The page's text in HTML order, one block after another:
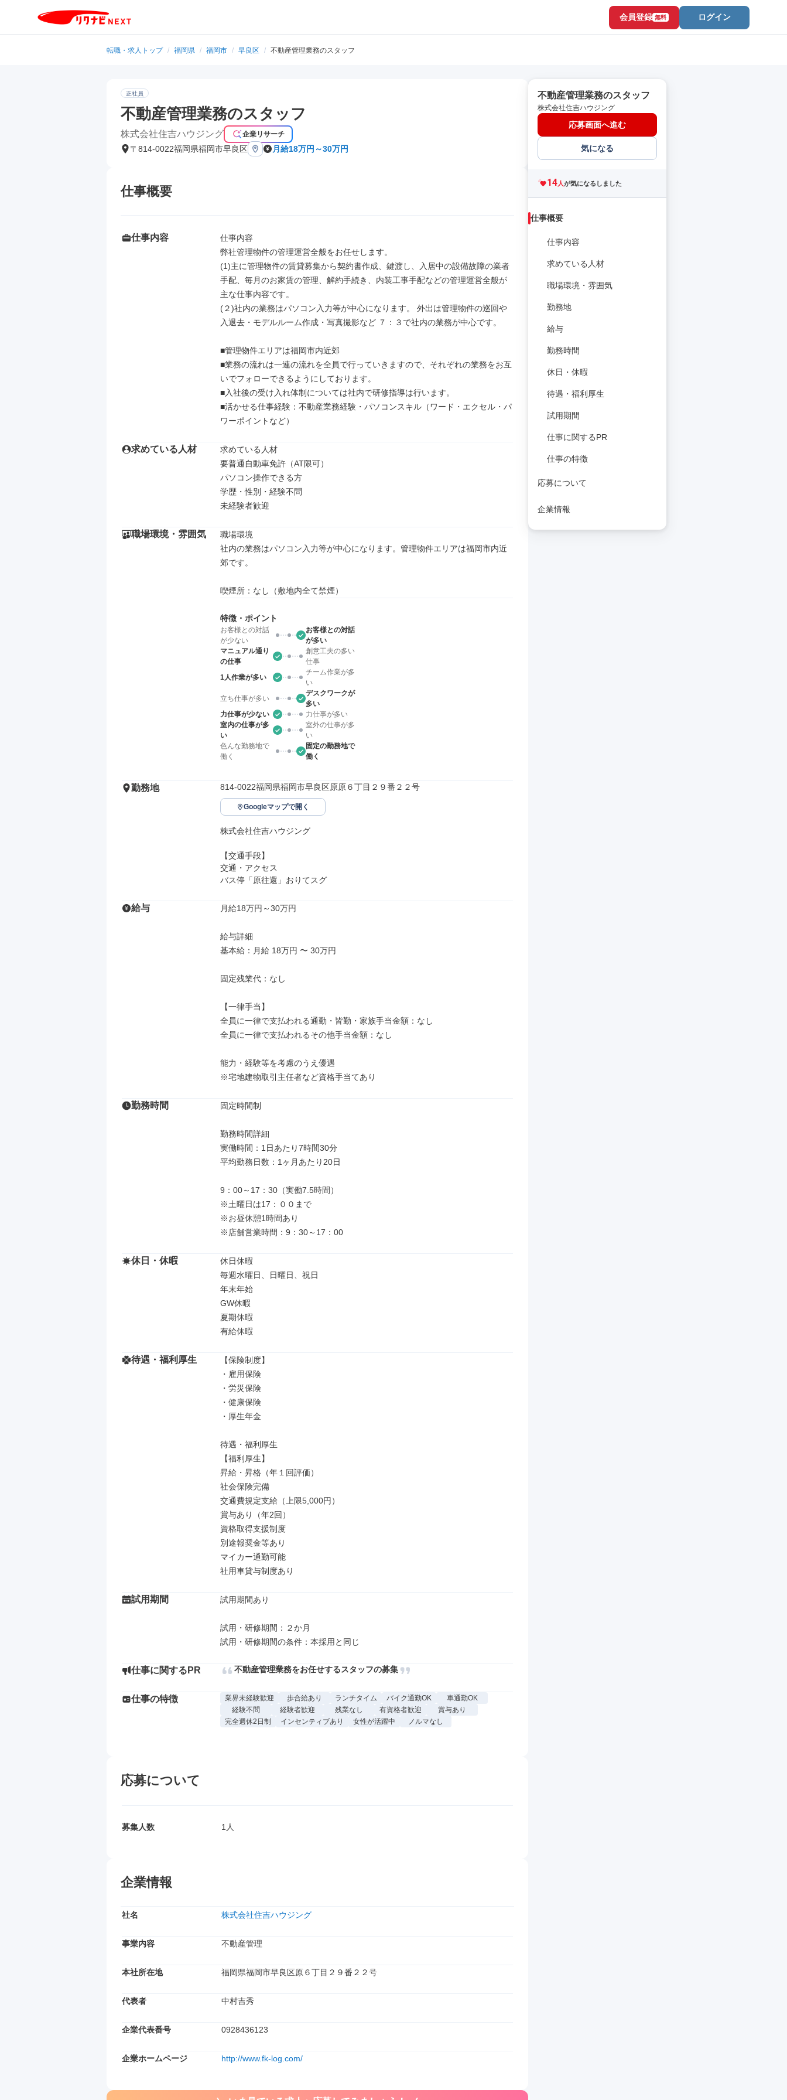
会員登録 無料 ログイン
転職・求人トップ / 福岡県 / 福岡市 / 早良区 / 不動産管理業務のスタッフ
正社員
不動産管理業務のスタッフ
株式会社住吉ハウジング 企業リサーチ
〒814-0022福岡県福岡市早良区 月給18万円～30万円
仕事概要
仕事内容
仕事内容
弊社管理物件の管理運営全般をお任せします。
(1)主に管理物件の賃貸募集から契約書作成、鍵渡し、入居中の設備故障の業者
手配、毎月のお家賃の管理、解約手続き、内装工事手配などの管理運営全般が
主な仕事内容です。
(２)社内の業務はパソコン入力等が中心になります。 外出は管理物件の巡回や
入退去・モデルルーム作成・写真撮影など ７：３で社内の業務が中心です。
■管理物件エリアは福岡市内近郊
■業務の流れは一連の流れを全員で行っていきますので、それぞれの業務をお互
いでフォローできるようにしております。
■入社後の受け入れ体制については社内で研修指導は行います。
■活かせる仕事経験：不動産業務経験・パソコンスキル（ワード・エクセル・パ
ワーポイントなど）
求めている人材
求めている人材
要普通自動車免許（AT限可）
パソコン操作できる方
学歴・性別・経験不問
未経験者歓迎
職場環境・雰囲気
職場環境
社内の業務はパソコン入力等が中心になります。管理物件エリアは福岡市内近
郊です。
喫煙所：なし（敷地内全て禁煙）
特徴・ポイント
お客様との対話
が少ない
お客様との対話
が多い
マニュアル通り
の仕事
創意工夫の多い
仕事
1人作業が多い
チーム作業が多
い
立ち仕事が多い
デスクワークが
多い
力仕事が少ない
力仕事が多い
室内の仕事が多
い
室外の仕事が多
い
色んな勤務地で
働く
固定の勤務地で
働く
勤務地 814-0022福岡県福岡市早良区原原６丁目２９番２２号
Googleマップで開く
株式会社住吉ハウジング
【交通手段】
交通・アクセス
バス停「原往還」おりてスグ
給与 月給18万円～30万円
給与詳細
基本給：月給 18万円 〜 30万円
固定残業代：なし
【一律手当】
全員に一律で支払われる通勤・皆勤・家族手当金額：なし
全員に一律で支払われるその他手当金額：なし
能力・経験等を考慮のうえ優遇
※宅地建物取引主任者など資格手当てあり
勤務時間 固定時間制
勤務時間詳細
実働時間：1日あたり7時間30分
平均勤務日数：1ヶ月あたり20日
9：00～17：30（実働7.5時間）
※土曜日は17：００まで
※お昼休憩1時間あり
※店舗営業時間：9：30～17：00
休日・休暇
休日休暇
毎週水曜日、日曜日、祝日
年末年始
GW休暇
夏期休暇
有給休暇
待遇・福利厚生
【保険制度】
・雇用保険
・労災保険
・健康保険
・厚生年金
待遇・福利厚生
【福利厚生】
昇給・昇格（年１回評価）
社会保険完備
交通費規定支給（上限5,000円）
賞与あり（年2回）
資格取得支援制度
別途報奨金等あり
マイカー通勤可能
社用車貸与制度あり
試用期間 試用期間あり
試用・研修期間：２か月
仕事に関するPR 不動産管理業務をお任せするスタッフの募集
仕事の特徴 業界未経験歓迎 歩合給あり ランチタイム バイク通勤OK
車通勤OK
経験不問
経験者歓迎 残業なし 有資格者歓迎
賞与あり
完全週休2日制
インセンティブあり 女性が活躍中 ノルマなし
応募について
募集人数 1人
企業情報
社名 株式会社住吉ハウジング
事業内容 不動産管理
本社所在地 福岡県福岡市早良区原６丁目２９番２２号
代表者 中村吉秀
企業代表番号 0928436123
企業ホームページ http://www.fk-log.com/
不動産管理業務のスタッフ
株式会社住吉ハウジング
応募画面へ進む
気になる
14人が気になるしました
仕事概要
仕事内容
求めている人材
職場環境・雰囲気
勤務地
給与
勤務時間
休日・休暇
待遇・福利厚生
試用期間
仕事に関するPR
仕事の特徴
応募について
企業情報